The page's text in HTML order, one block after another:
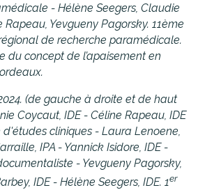
- Hélène Seegers, Claudie
Rapeau, Yevgueny Pagorsky. 11ème
de recherche paramédicale.
du concept de l’apaisement en
(de gauche à droite et de haut
Coycaut, IDE - Céline Rapeau, IDE
cliniques - Laura Lenoene,
IPA - Yannick Isidore, IDE -
- Yevgueny Pagorsky,
IDE - Hélène Seegers, IDE. 1er